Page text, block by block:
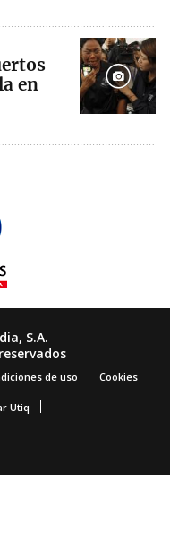
en
S.A.
de uso Cookies
Utiq